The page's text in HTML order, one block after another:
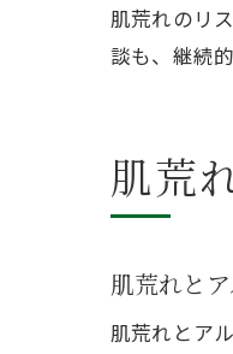
肌荒れのリ
談も、継続
肌荒
肌荒れと
肌荒れとア